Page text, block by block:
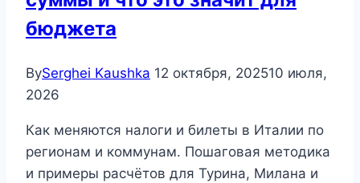
бюджета
BySerghei Kaushka 12 октября, 202510 июля,
2026
Как меняются налоги и билеты в Италии по
регионам и коммунам. Пошаговая методика
и примеры расчётов для Турина, Милана и